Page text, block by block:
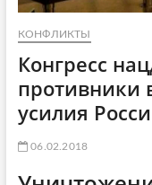
КОНФЛИКТЫ
Конгресс
противники
усилия
06.02.2018